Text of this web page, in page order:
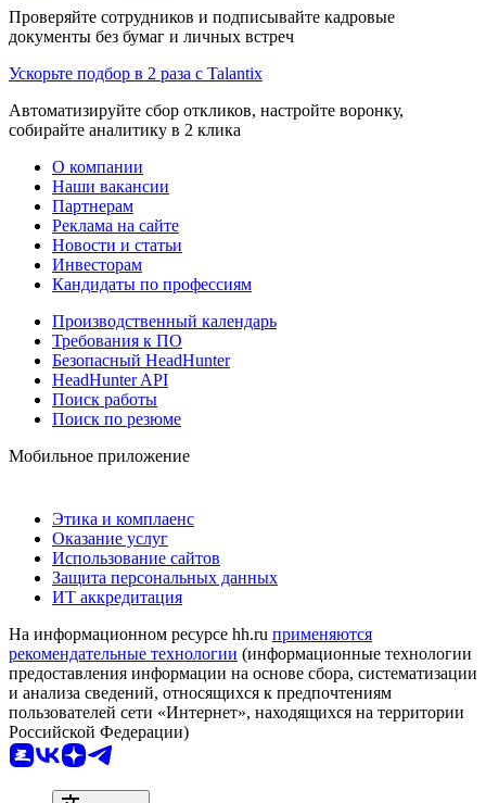
Проверяйте сотрудников и подписывайте кадровые
документы без бумаг и личных встреч
Ускорьте подбор в 2 раза с Talantix
Автоматизируйте сбор откликов, настройте воронку,
собирайте аналитику в 2 клика
О компании
Наши вакансии
Партнерам
Реклама на сайте
Новости и статьи
Инвесторам
Кандидаты по профессиям
Производственный календарь
Требования к ПО
Безопасный HeadHunter
HeadHunter API
Поиск работы
Поиск по резюме
Мобильное приложение
Этика и комплаенс
Оказание услуг
Использование сайтов
Защита персональных данных
ИТ аккредитация
На информационном ресурсе hh.ru применяются
рекомендательные технологии (информационные технологии
предоставления информации на основе сбора, систематизации
и анализа сведений, относящихся к предпочтениям
пользователей сети «Интернет», находящихся на территории
Российской Федерации)